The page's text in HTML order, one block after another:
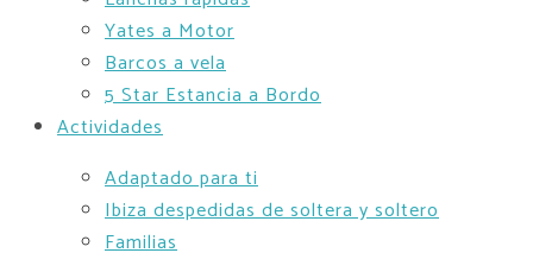
Yates a Motor
Barcos a vela
5 Star Estancia a Bordo
Actividades
Adaptado para ti
Ibiza despedidas de soltera y soltero
Familias